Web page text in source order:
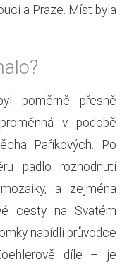
a Praze. Míst byla
poměrně přesně
v podobě
Paříkových. Po
padlo rozhodnutí
a zejména
cesty na Svatém
nabídli průvodce
díle – je